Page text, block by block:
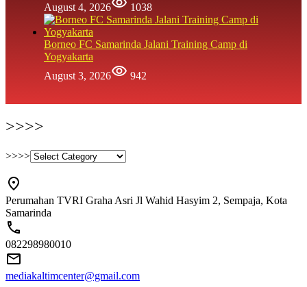
August 4, 2026
1038
Borneo FC Samarinda Jalani Training Camp di
Yogyakarta
August 3, 2026
942
>>>>
>>>>
Perumahan TVRI Graha Asri Jl Wahid Hasyim 2, Sempaja, Kota
Samarinda
082298980010
mediakaltimcenter@gmail.com